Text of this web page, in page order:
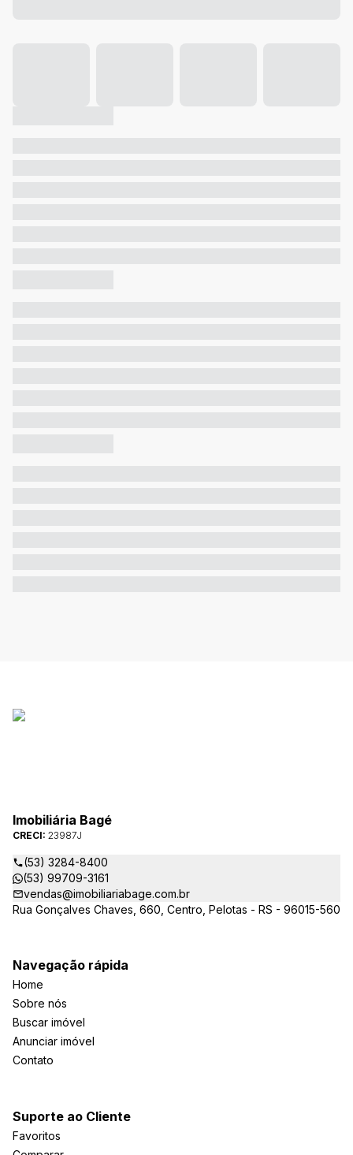
Imobiliária Bagé
CRECI: 23987J
(53) 3284-8400
(53) 99709-3161
vendas@imobiliariabage.com.br
Rua Gonçalves Chaves, 660, Centro, Pelotas - RS - 96015-560
Navegação rápida
Home
Sobre nós
Buscar imóvel
Anunciar imóvel
Contato
Suporte ao Cliente
Favoritos